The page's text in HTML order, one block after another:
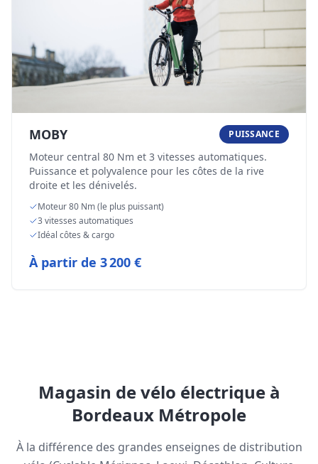
MOBY PUISSANCE
Moteur central 80 Nm et 3 vitesses automatiques.
Puissance et polyvalence pour les côtes de la rive
droite et les dénivelés.
Moteur 80 Nm (le plus puissant)
3 vitesses automatiques
Idéal côtes & cargo
À partir de 3 200 €
Magasin de vélo électrique à
Bordeaux Métropole
À la différence des grandes enseignes de distribution